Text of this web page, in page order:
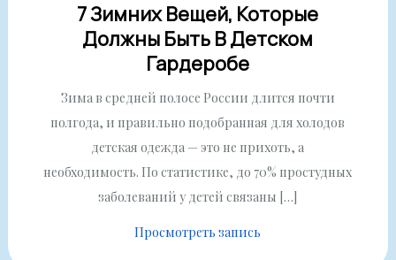
7 Зимних Вещей, Которые
Должны Быть В Детском
Гардеробе
Зима в средней полосе России длится почти
полгода, и правильно подобранная для холодов
детская одежда — это не прихоть, а
необходимость. По статистике, до 70% простудных
заболеваний у детей связаны […]
Просмотреть запись